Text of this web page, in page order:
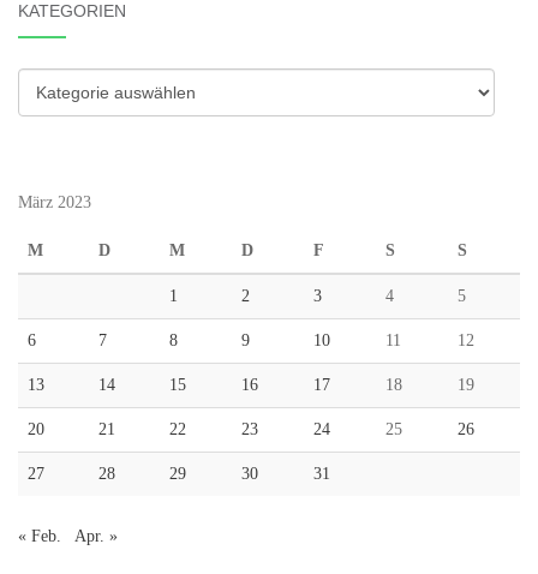
KATEGORIEN
Kategorien
März 2023
M D M D F S S
1 2 3 4 5
6 7 8 9 10 11 12
13 14 15 16 17 18 19
20 21 22 23 24 25 26
27 28 29 30 31
« Feb. Apr. »